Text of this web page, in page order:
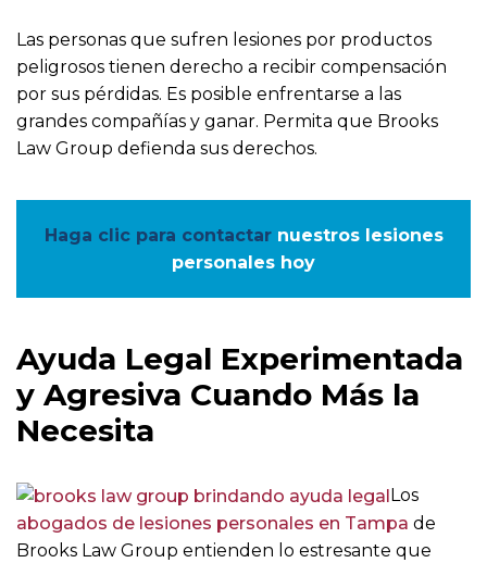
Las personas que sufren lesiones por productos
peligrosos tienen derecho a recibir compensación
por sus pérdidas. Es posible enfrentarse a las
grandes compañías y ganar. Permita que Brooks
Law Group defienda sus derechos.
Haga clic para contactarnuestros lesiones
personales hoy
Ayuda Legal Experimentada
y Agresiva Cuando Más la
Necesita
Los
abogados de lesiones personales en Tampa de
Brooks Law Group entienden lo estresante que